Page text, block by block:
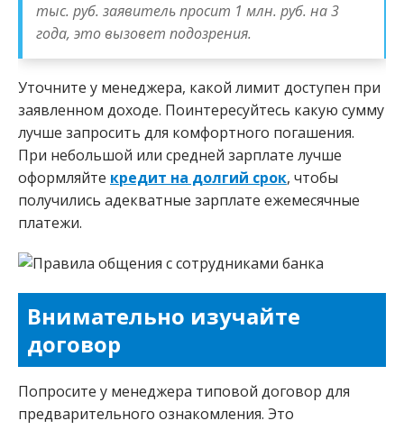
тыс. руб. заявитель просит 1 млн. руб. на 3
года, это вызовет подозрения.
Уточните у менеджера, какой лимит доступен при
заявленном доходе. Поинтересуйтесь какую сумму
лучше запросить для комфортного погашения.
При небольшой или средней зарплате лучше
оформляйте кредит на долгий срок, чтобы
получились адекватные зарплате ежемесячные
платежи.
Внимательно изучайте
договор
Попросите у менеджера типовой договор для
предварительного ознакомления. Это